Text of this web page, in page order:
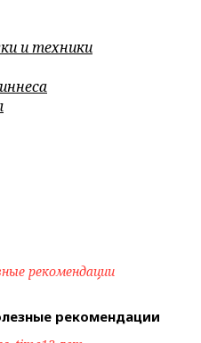
и техники
рекомендации
рекомендации